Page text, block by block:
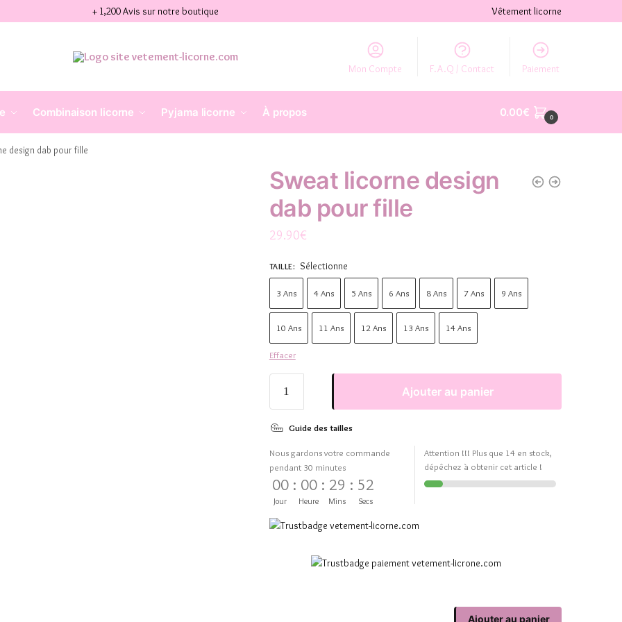
+ 1,200 Avis sur notre boutique Vêtement licorne
Mon Compte F.A.Q / Contact Paiement
Combinaison licorne Pyjama licorne À propos 0.00€ 0
design dab pour fille
Sweat licorne design
dab pour fille
29.90€
TAILLE: Sélectionne
3 Ans 4 Ans 5 Ans 6 Ans 8 Ans 7 Ans 9 Ans
10 Ans 11 Ans 12 Ans 13 Ans 14 Ans
Effacer
Ajouter au panier
Guide des tailles
Nous gardons votre commande
pendant 30 minutes
00
Jour
: 00
Heure
: 29
Mins
: 52
Secs
Attention !!! Plus que 14 en stock,
dépêchez à obtenir cet article !
Ajouter au panier